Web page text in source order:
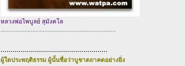
หลวงพ่อไพบูลย์ สุมังคโล
............................................................................
.....................................................
ผู้ใดประพฤติธรรม ผู้นั้นชื่อว่าบูชาตถาคตอย่างยิ่ง